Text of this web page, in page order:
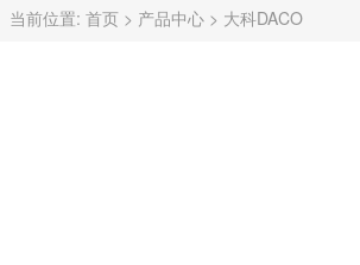
当前位置: 首页 > 产品中心 > 大科DACO